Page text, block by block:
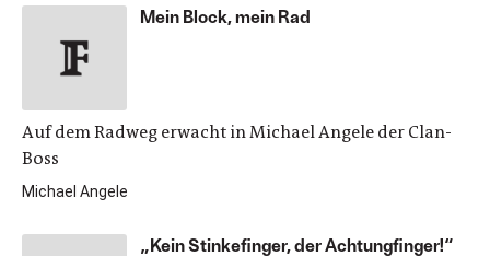
Mein Block, mein Rad
Auf dem Radweg erwacht in Michael Angele der Clan-
Boss
Michael Angele
„Kein Stinkefinger, der Achtungfinger!“